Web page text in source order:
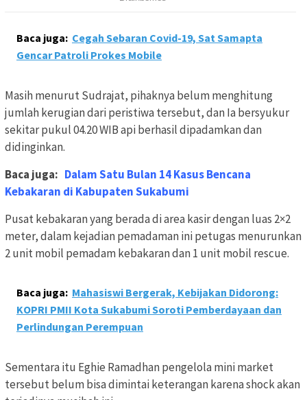
Baca juga: Cegah Sebaran Covid-19, Sat Samapta
Gencar Patroli Prokes Mobile
Masih menurut Sudrajat, pihaknya belum menghitung
jumlah kerugian dari peristiwa tersebut, dan Ia bersyukur
sekitar pukul 04.20 WIB api berhasil dipadamkan dan
didinginkan.
Baca juga: Dalam Satu Bulan 14 Kasus Bencana
Kebakaran di Kabupaten Sukabumi
Pusat kebakaran yang berada di area kasir dengan luas 2×2
meter, dalam kejadian pemadaman ini petugas menurunkan
2 unit mobil pemadam kebakaran dan 1 unit mobil rescue.
Baca juga: Mahasiswi Bergerak, Kebijakan Didorong:
KOPRI PMII Kota Sukabumi Soroti Pemberdayaan dan
Perlindungan Perempuan
Sementara itu Eghie Ramadhan pengelola mini market
tersebut belum bisa dimintai keterangan karena shock akan